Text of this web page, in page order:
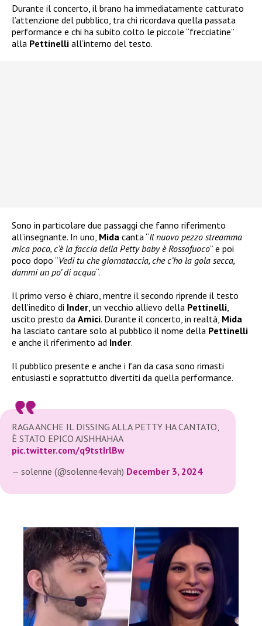
Durante il concerto, il brano ha immediatamente catturato
l’attenzione del pubblico, tra chi ricordava quella passata
performance e chi ha subito colto le piccole “frecciatine”
alla Pettinelli all’interno del testo.
Sono in particolare due passaggi che fanno riferimento
all’insegnante. In uno, Mida canta “Il nuovo pezzo streamma
mica poco, c’è la faccia della Petty baby è Rossofuoco” e poi
poco dopo “Vedi tu che giornataccia, che c’ho la gola secca,
dammi un po’ di acqua“.
Il primo verso è chiaro, mentre il secondo riprende il testo
dell’inedito di Inder, un vecchio allievo della Pettinelli,
uscito presto da Amici. Durante il concerto, in realtà, Mida
ha lasciato cantare solo al pubblico il nome della Pettinelli
e anche il riferimento ad Inder.
Il pubblico presente e anche i fan da casa sono rimasti
entusiasti e soprattutto divertiti da quella performance.
RAGA ANCHE IL DISSING ALLA PETTY HA CANTATO,
È STATO EPICO AJSHHAHAA
pic.twitter.com/q9tstIrlBw
— solenne (@solenne4evah) December 3, 2024